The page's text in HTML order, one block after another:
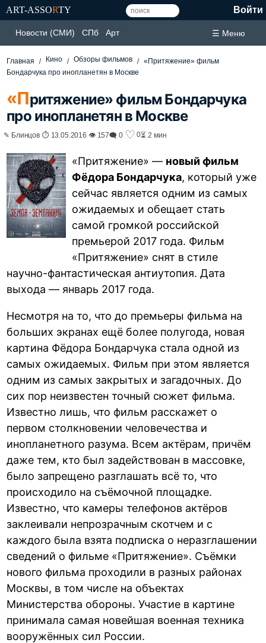
ART-ASSORTY Войти
Новости (СМИ) СПб Арт ☰ Меню
Главная Кино Обзоры фильмов
«Притяжение» фильм
Бондарчука про инопланетян в Москве
«Притяжение» фильм Бондарчука
про инопланетян в Москве
✎ Блинцов ⏱ 13.05.2016 👁 157🗨 0 ♡ 0⏳ 2 мин
«Притяжение» — новый фильм
Фёдора Бондарчука, который уже
сейчас является одним из самых
ожидаемых и обещает стать
самой громкой российской
премьерой 2017 года. Фильм
«Притяжение» снят в стиле
научно-фантастическая антиутопия. Дата
выхода — январь 2017 года.
Несмотря на то, что до премьеры фильма на
больших экранах ещё более полугода, новая
картина Фёдора Бондарчука стала одной из
самых ожидаемых. Фильм при этом является
одним из самых закрытых и загадочных. До
сих пор неизвестен точный сюжет фильма.
Известно лишь, что фильм расскажет о
первом столкновении человечества и
инопланетного разума. Всем актёрам, причём
даже тем, кто был задействован в массовке,
было запрещено разглашать всё то, что
происходило на съёмочной площадке.
Известно, что камеры телефонов актёров
заклеивали непрозрачным скотчем и с
каждого была взята подписка о неразглашении
сведений о фильме «Притяжение». Съёмки
нового фильма проходили в разных районах
Москвы, в том числе на объектах
Министерства обороны. Участие в картине
принимала самая новейшая военная техника
вооружённых сил России.